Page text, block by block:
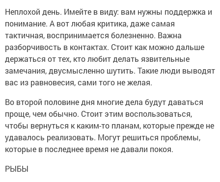
Неплохой день. Имейте в виду: вам нужны поддержка и
понимание. А вот любая критика, даже самая
тактичная, воспринимается болезненно. Важна
разборчивость в контактах. Стоит как можно дальше
держаться от тех, кто любит делать язвительные
замечания, двусмысленно шутить. Такие люди выводят
вас из равновесия, сами того не желая.
Во второй половине дня многие дела будут даваться
проще, чем обычно. Стоит этим воспользоваться,
чтобы вернуться к каким-то планам, которые прежде не
удавалось реализовать. Могут решиться проблемы,
которые в последнее время не давали покоя.
РЫБЫ